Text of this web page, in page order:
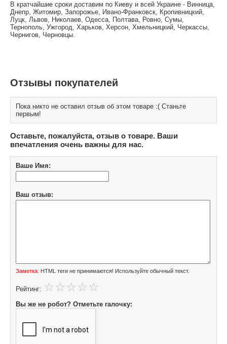
В кратчайшие сроки доставим по Киеву и всей Украине - Винница,
Днепр, Житомир, Запорожье, Ивано-Франковск, Кропивницкий,
Луцк, Львов, Николаев, Одесса, Полтава, Ровно, Сумы,
Тернополь, Ужгород, Харьков, Херсон, Хмельницкий, Черкассы,
Чернигов, Черновцы.
Отзывы покупателей
Пока никто не оставил отзыв об этом товаре :( Станьте
первым!
Оставьте, пожалуйста, отзыв о товаре. Ваши
впечатления очень важны для нас.
Ваше Имя:
Ваш отзыв:
Заметка: HTML теги не принимаются! Используйте обычный текст.
Рейтинг:
Вы же не робот? Отметьте галочку: